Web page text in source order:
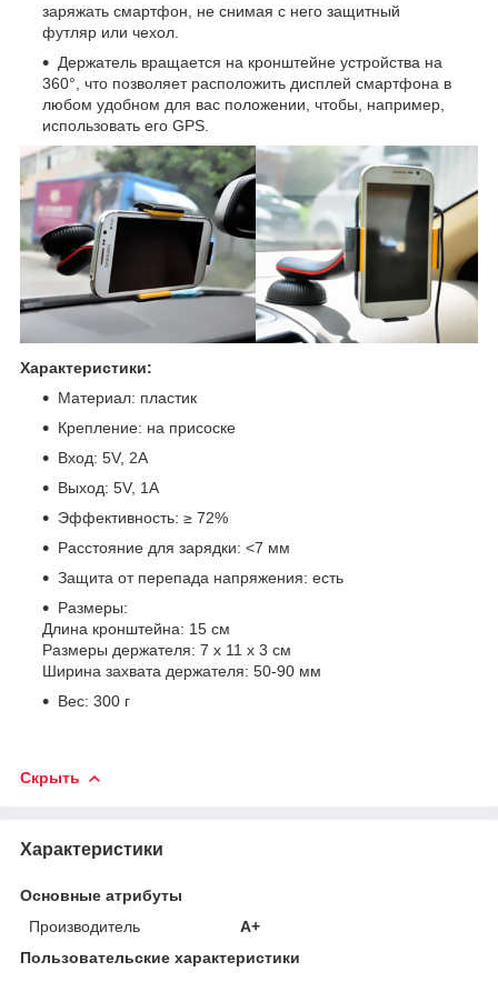
заряжать смартфон, не снимая с него защитный
футляр или чехол.
Держатель вращается на кронштейне устройства на
360°, что позволяет расположить дисплей смартфона в
любом удобном для вас положении, чтобы, например,
использовать его GPS.
Характеристики:
Материал: пластик
Крепление: на присоске
Вход: 5V, 2А
Выход: 5V, 1A
Эффективность: ≥ 72%
Расстояние для зарядки: <7 мм
Защита от перепада напряжения: есть
Размеры:
Длина кронштейна: 15 см
Размеры держателя: 7 х 11 х 3 см
Ширина захвата держателя: 50-90 мм
Вес: 300 г
Скрыть
Характеристики
Основные атрибуты
Производитель
A+
Пользовательские характеристики